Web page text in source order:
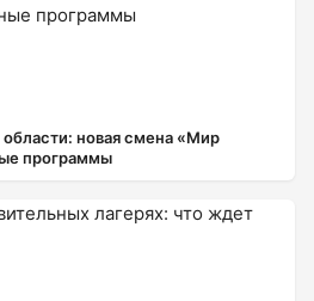
области: новая смена «Мир
программы